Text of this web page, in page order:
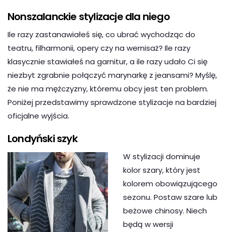
Nonszalanckie stylizacje dla niego
Ile razy zastanawiałeś się, co ubrać wychodząc do
teatru, filharmonii, opery czy na wernisaż? Ile razy
klasycznie stawiałeś na garnitur, a ile razy udało Ci się
niezbyt zgrabnie połączyć marynarkę z jeansami? Myślę,
że nie ma mężczyzny, któremu obcy jest ten problem.
Poniżej przedstawimy sprawdzone stylizacje na bardziej
oficjalne wyjścia.
Londyński szyk
W stylizacji dominuje
kolor szary, który jest
kolorem obowiązującego
sezonu. Postaw szare lub
beżowe chinosy. Niech
będą w wersji